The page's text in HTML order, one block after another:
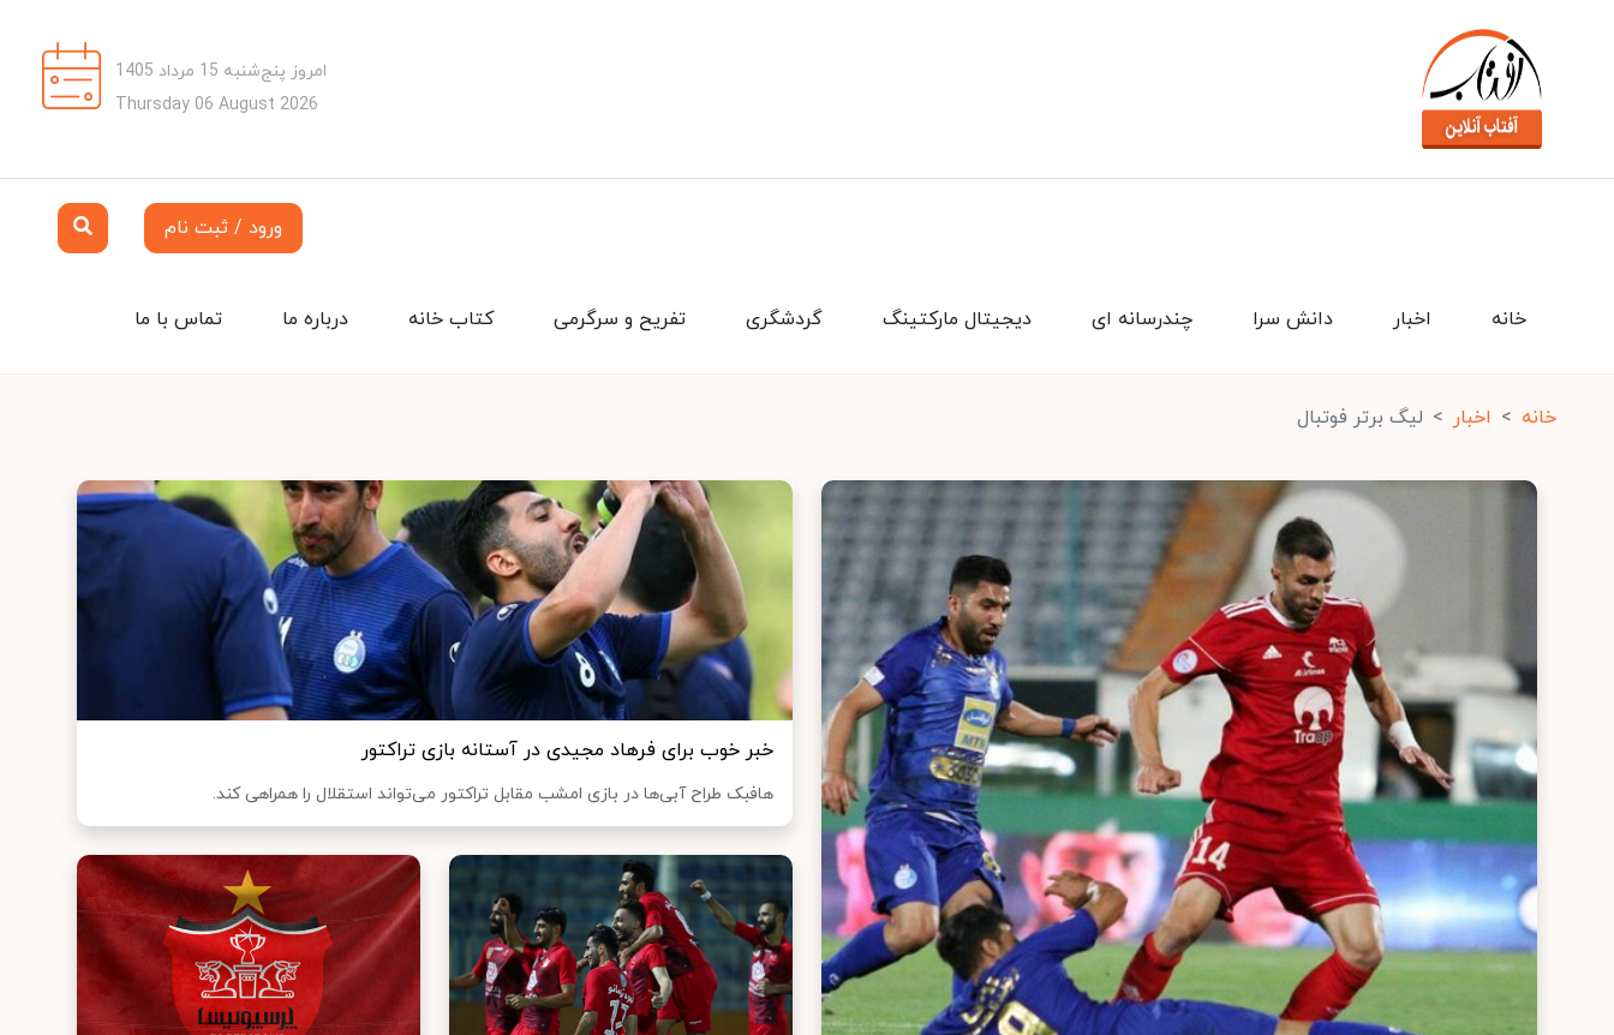
امروز پنج‌شنبه 15 مرداد 1405
Thursday 06 August 2026
ورود / ثبت نام
تماس با ما درباره ما کتاب خانه تفریح و سرگرمی گردشگری دیجیتال مارکتینگ چندرسانه ای دانش سرا اخبار خانه
خانه اخبار لیگ برتر فوتبال
خبر خوب برای فرهاد مجیدی در آستانه بازی تراکتور
هافبک طراح آبی‌ها در بازی امشب مقابل تراکتور می‌تواند استقلال را همراهی کند.